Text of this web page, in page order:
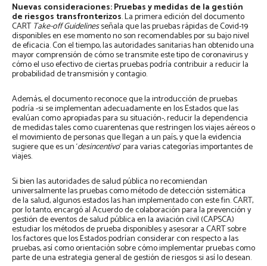
Nuevas consideraciones: Pruebas y medidas de la gestión
de riesgos transfronterizos. La primera edición del documento
CARTTake-off Guidelinesseñala que las pruebas rápidas de Covid-19
disponibles en ese momento no son recomendables por su bajo nivel
de eficacia. Con el tiempo, las autoridades sanitarias han obtenido una
mayor comprensión de cómo se transmite este tipo de coronavirus y
cómo el uso efectivo de ciertas pruebas podría contribuir a reducir la
probabilidad de transmisión y contagio.
Además, el documento reconoce que la introducción de pruebas
podría -si se implementan adecuadamente en los Estados que las
evalúan como apropiadas para su situación-, reducir la dependencia
de medidas tales como cuarentenas que restringen los viajes aéreos o
el movimiento de personas que llegan a un país, y que la evidencia
sugiere que es un ‘desincentivo‘ para varias categorías importantes de
viajes.
Si bien las autoridades de salud pública no recomiendan
universalmente las pruebas como método de detección sistemática
de la salud, algunos estados las han implementado con este fin. CART,
por lo tanto, encargó al Acuerdo de colaboración para la prevención y
gestión de eventos de salud pública en la aviación civil (CAPSCA)
estudiar los métodos de prueba disponibles y asesorar a CART sobre
los factores que los Estados podrían considerar con respecto a las
pruebas, así como orientación sobre cómo implementar pruebas como
parte de una estrategia general de gestión de riesgos si así lo desean.